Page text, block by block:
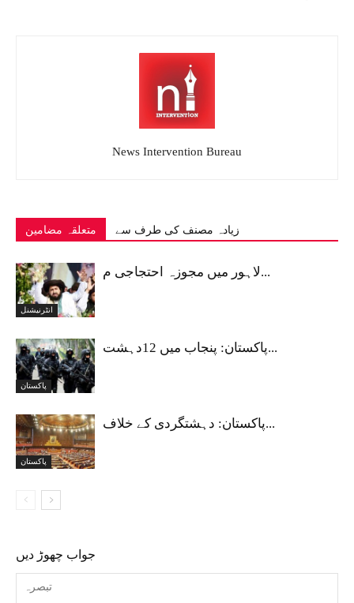
News Intervention Bureau
متعلقہ مضامین زیادہ مصنف کی طرف سے
انٹرنیشنل
لاہور میں مجوزہ احتجاجی م...
پاکستان
پاکستان: پنجاب میں 12دہشت...
پاکستان
پاکستان: دہشتگردی کے خلاف...
جواب چھوڑ دیں